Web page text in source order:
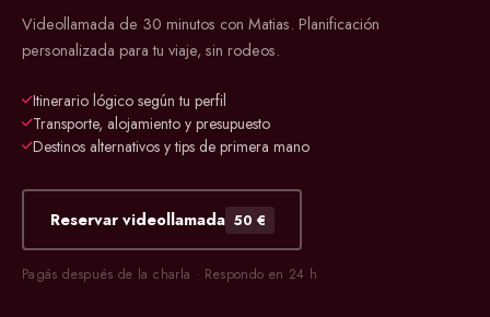
Videollamada de 30 minutos con Matias. Planificación
personalizada para tu viaje, sin rodeos.
Itinerario lógico según tu perfil
Transporte, alojamiento y presupuesto
Destinos alternativos y tips de primera mano
Reservar videollamada 50 €
Pagás después de la charla · Respondo en 24 h